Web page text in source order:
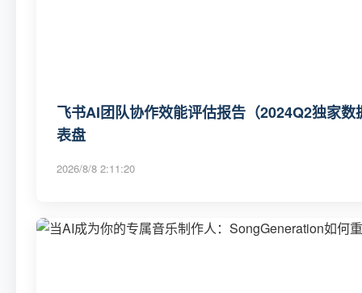
飞书AI团队协作效能评估报告（2024Q2独家
表盘
2026/8/8 2:11:20